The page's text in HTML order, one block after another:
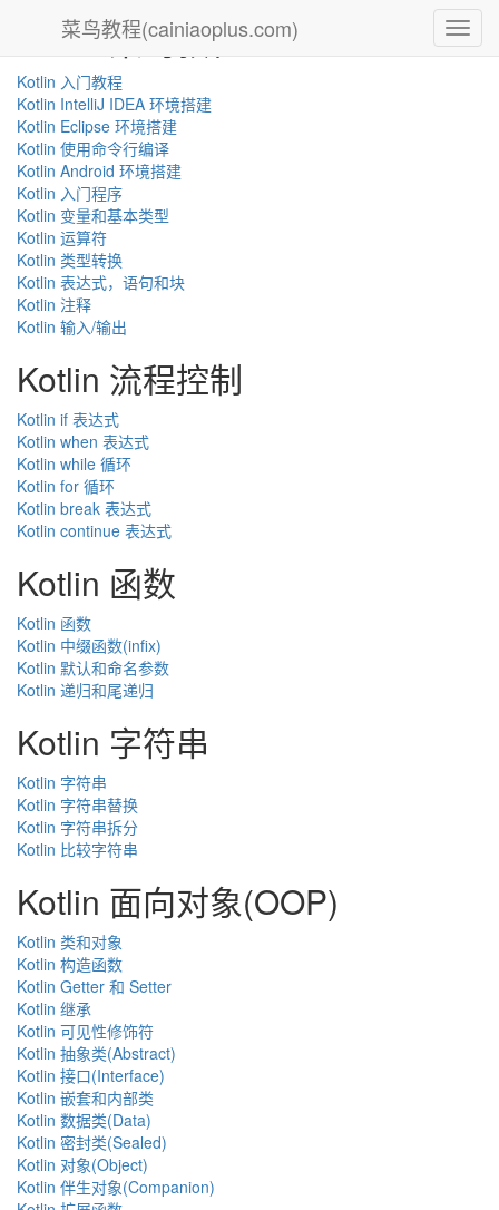
菜
鸟
菜鸟教程(cainiaoplus.com)
Kotlin 菜鸟教程
Kotlin 入门教程
Kotlin IntelliJ IDEA 环境搭建
Kotlin Eclipse 环境搭建
Kotlin 使用命令行编译
Kotlin Android 环境搭建
Kotlin 入门程序
Kotlin 变量和基本类型
Kotlin 运算符
Kotlin 类型转换
Kotlin 表达式，语句和块
Kotlin 注释
Kotlin 输入/输出
Kotlin 流程控制
Kotlin if 表达式
Kotlin when 表达式
Kotlin while 循环
Kotlin for 循环
Kotlin break 表达式
Kotlin continue 表达式
Kotlin 函数
Kotlin 函数
Kotlin 中缀函数(infix)
Kotlin 默认和命名参数
Kotlin 递归和尾递归
Kotlin 字符串
Kotlin 字符串
Kotlin 字符串替换
Kotlin 字符串拆分
Kotlin 比较字符串
Kotlin 面向对象(OOP)
Kotlin 类和对象
Kotlin 构造函数
Kotlin Getter 和 Setter
Kotlin 继承
Kotlin 可见性修饰符
Kotlin 抽象类(Abstract)
Kotlin 接口(Interface)
Kotlin 嵌套和内部类
Kotlin 数据类(Data)
Kotlin 密封类(Sealed)
Kotlin 对象(Object)
Kotlin 伴生对象(Companion)